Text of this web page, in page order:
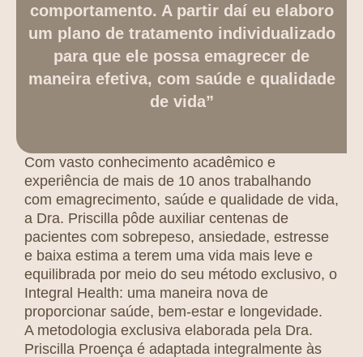
comportamento. A partir daí eu elaboro
um plano de tratamento individualizado
para que ele possa emagrecer de
maneira efetiva, com saúde e qualidade
de vida”
Com vasto conhecimento acadêmico e
experiência de mais de 10 anos trabalhando
com emagrecimento, saúde e qualidade de vida,
a Dra. Priscilla pôde auxiliar centenas de
pacientes com sobrepeso, ansiedade, estresse
e baixa estima a terem uma vida mais leve e
equilibrada por meio do seu método exclusivo, o
Integral Health: uma maneira nova de
proporcionar saúde, bem-estar e longevidade.
A metodologia exclusiva elaborada pela Dra.
Priscilla Proença é adaptada integralmente às